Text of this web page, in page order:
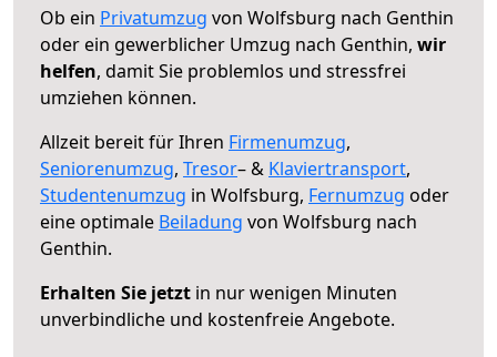
Ob ein Privatumzug von Wolfsburg nach Genthin
oder ein gewerblicher Umzug nach Genthin, wir
helfen, damit Sie problemlos und stressfrei
umziehen können.
Allzeit bereit für Ihren Firmenumzug,
Seniorenumzug, Tresor– & Klaviertransport,
Studentenumzug in Wolfsburg, Fernumzug oder
eine optimale Beiladung von Wolfsburg nach
Genthin.
Erhalten Sie jetzt in nur wenigen Minuten
unverbindliche und kostenfreie Angebote.